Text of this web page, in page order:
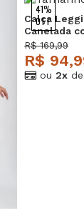
41%
OFF
Calça
Canelada
Recortes
R$ 169,99
R$
ou 2x de